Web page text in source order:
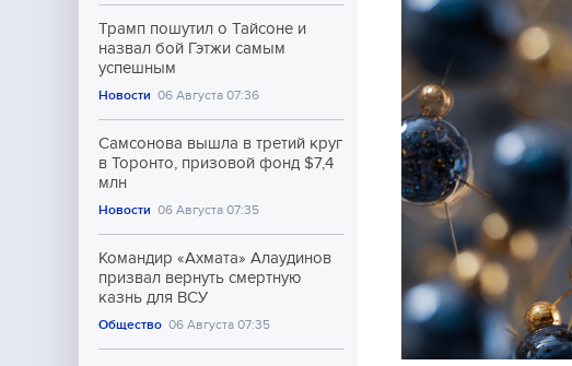
Трамп пошутил о Тайсоне и
назвал бой Гэтжи самым
успешным
Новости 06 Августа 07:36
Самсонова вышла в третий круг
в Торонто, призовой фонд $7,4
млн
Новости 06 Августа 07:35
Командир «Ахмата» Алаудинов
призвал вернуть смертную
казнь для ВСУ
Общество 06 Августа 07:35